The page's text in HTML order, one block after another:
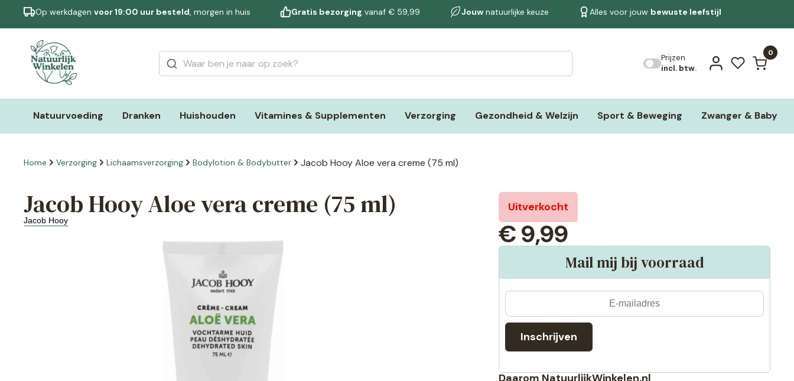
Op werkdagen voor 19:00 uur besteld, morgen in huis Gratis bezorging vanaf € 59,99 Jouwnatuurlijke keuze Alles voor jouw bewuste leefstijl
Prijzen
incl. btw.
0
Natuurvoeding Dranken Huishouden Vitamines & Supplementen Verzorging Gezondheid & Welzijn Sport & Beweging Zwanger & Baby
Bekijk alle resultaten
Home Verzorging Lichaamsverzorging Bodylotion & Bodybutter Jacob Hooy Aloe vera creme (75 ml)
Jacob Hooy Aloe vera creme (75 ml)
Jacob Hooy
Uitverkocht
€9,99
Mail mij bij voorraad
Inschrijven
Daarom NatuurlijkWinkelen.nl